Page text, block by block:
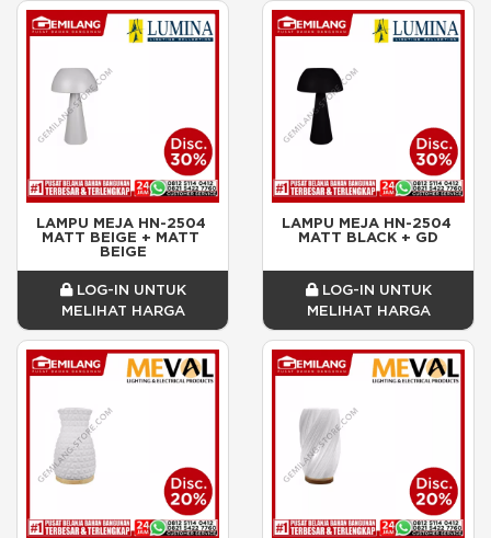
LAMPU MEJA HN-2504
MATT BEIGE + MATT
BEIGE
LOG-IN UNTUK
MELIHAT HARGA
LAMPU MEJA HN-2504
MATT BLACK + GD
LOG-IN UNTUK
MELIHAT HARGA